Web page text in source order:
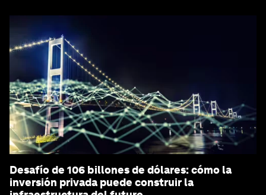
Desafío de 106 billones de dólares: cómo la
inversión privada puede construir la